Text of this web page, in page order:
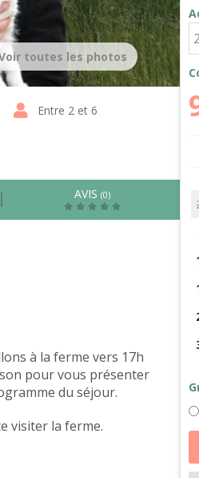
toutes les photos
Entre 2 et 6
AVIS(0)
à la ferme vers 17h
pour vous présenter
du séjour.
visiter la ferme.